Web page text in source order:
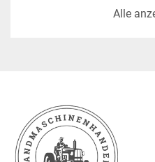
Besichtigung
Alle